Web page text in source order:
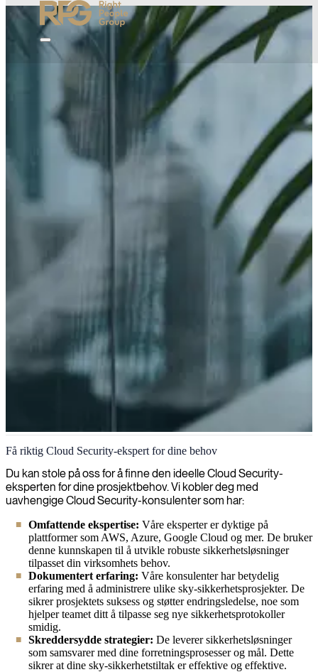
Cloud security
Vi hjelper organisasjoner med å holde tritt med skysikkerhetens
dynamiske natur, og tilbyr ekspertløsninger og dedikerte
skysikkerhetskonsulenter for å forbedre sikkerhetsnivået ditt og
Få riktig Cloud Security-ekspert for dine behov
Du kan stole på oss for å finne den ideelle Cloud Security-
eksperten for dine prosjektbehov. Vi kobler deg med
uavhengige Cloud Security-konsulenter som har:
Omfattende ekspertise: Våre eksperter er dyktige på
plattformer som AWS, Azure, Google Cloud og mer. De bruker
denne kunnskapen til å utvikle robuste sikkerhetsløsninger
tilpasset din virksomhets behov.
Dokumentert erfaring: Våre konsulenter har betydelig
erfaring med å administrere ulike sky-sikkerhetsprosjekter. De
sikrer prosjektets suksess og støtter endringsledelse, noe som
hjelper teamet ditt å tilpasse seg nye sikkerhetsprotokoller
smidig.
Skreddersydde strategier: De leverer sikkerhetsløsninger
som samsvarer med dine forretningsprosesser og mål. Dette
sikrer at dine sky-sikkerhetstiltak er effektive og effektive.